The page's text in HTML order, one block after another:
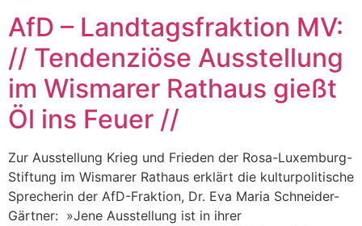
AfD – Landtagsfraktion MV:
// Tendenziöse Ausstellung
im Wismarer Rathaus gießt
Öl ins Feuer //
Zur Ausstellung Krieg und Frieden der Rosa-Luxemburg-
Stiftung im Wismarer Rathaus erklärt die kulturpolitische
Sprecherin der AfD-Fraktion, Dr. Eva Maria Schneider-
Gärtner: »Jene Ausstellung ist in ihrer